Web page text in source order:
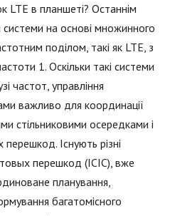
LTE в планшеті? Останнім
на основі множинного
поділом, такі як LTE, з
1. Оскільки такі системи
частот, управління
важливо для координації
стільниковими осередками і
Існують різні
перешкод (ICIC), вже
планування,
багатомісного